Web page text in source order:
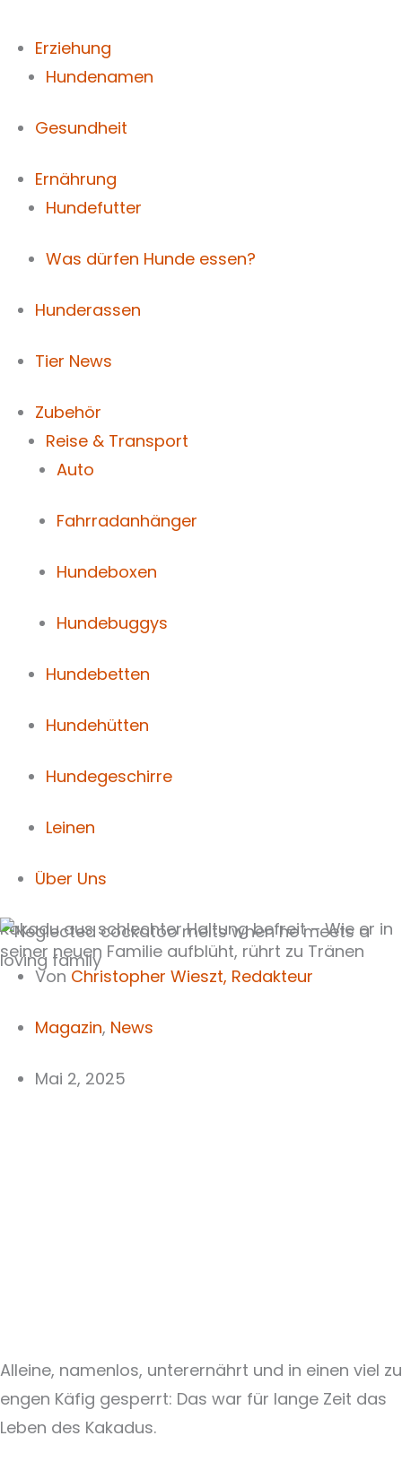
Erziehung
Hundenamen
Gesundheit
Ernährung
Hundefutter
Was dürfen Hunde essen?
Hunderassen
Tier News
Zubehör
Reise & Transport
Auto
Fahrradanhänger
Hundeboxen
Hundebuggys
Hundebetten
Hundehütten
Hundegeschirre
Leinen
Über Uns
Kakadu aus schlechter Haltung befreit – Wie er in
seiner neuen Familie aufblüht, rührt zu Tränen
Von Christopher Wieszt, Redakteur
Magazin, News
Mai 2, 2025
Alleine, namenlos, unterernährt und in einen viel zu
engen Käfig gesperrt: Das war für lange Zeit das
Leben des Kakadus.